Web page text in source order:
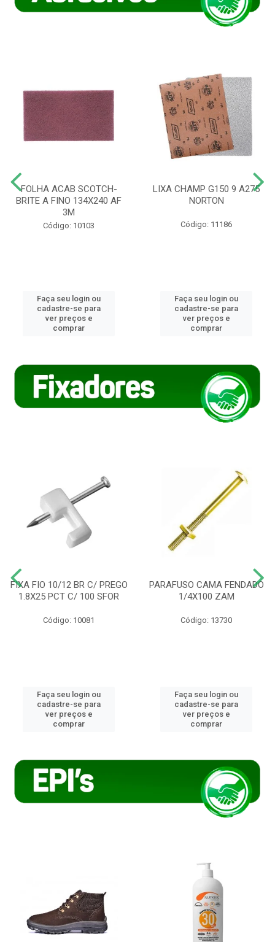
FOLHA ACAB SCOTCH-
BRITE A FINO 134X240 AF
3M
Código: 10103
Faça seu login ou
cadastre-se para
ver preços e
comprar
LIXA CHAMP G150 9 A275
NORTON
Código: 11186
Faça seu login ou
cadastre-se para
ver preços e
comprar
FIXA FIO 10/12 BR C/ PREGO
1.8X25 PCT C/ 100 SFOR
Código: 10081
Faça seu login ou
cadastre-se para
ver preços e
comprar
PARAFUSO CAMA FENDADO
1/4X100 ZAM
Código: 13730
Faça seu login ou
cadastre-se para
ver preços e
comprar